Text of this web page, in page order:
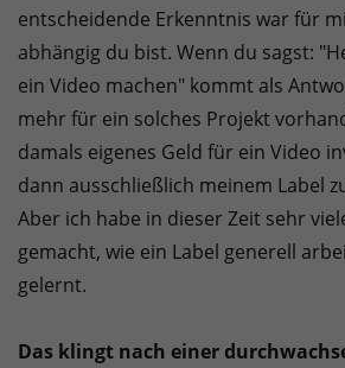
entscheidende Erkenntnis war für
abhängig du bist. Wenn du sagst:
ein Video machen" kommt als
mehr für ein solches Projekt
damals eigenes Geld für ein Video
dann ausschließlich meinem Label
Aber ich habe in dieser Zeit sehr
gemacht, wie ein Label generell
gelernt.
Das klingt nach einer